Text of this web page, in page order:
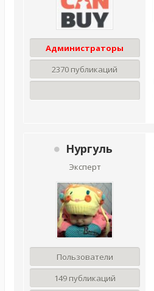
Администраторы
2370 публикаций
Нургуль
Эксперт
Пользователи
149 публикаций